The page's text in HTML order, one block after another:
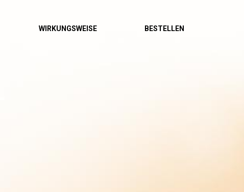
WIRKUNGSWEISE BESTELLEN